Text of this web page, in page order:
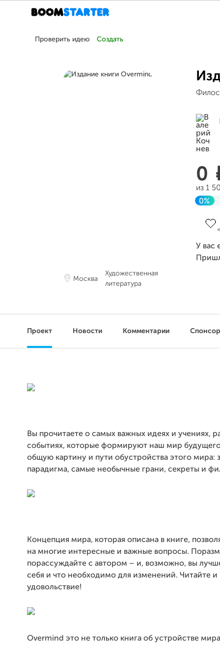
Проверить идею Создать
Москва
Художественная
литература
0
из 1
0%
У вас
Проект Новости Комментарии
Вы прочитаете о самых важных идеях и учениях,
событиях, которые формируют наш мир
общую картину и пути обустройства этого мира:
парадигма, самые необычные грани, секреты и
Концепция мира, которая описана в книге,
на многие интересные и важные вопросы.
порассуждайте с автором – и, возможно, вы
себя и что необходимо для изменений. Читайте и
удовольствие!
Overmind это не только книга об устройстве